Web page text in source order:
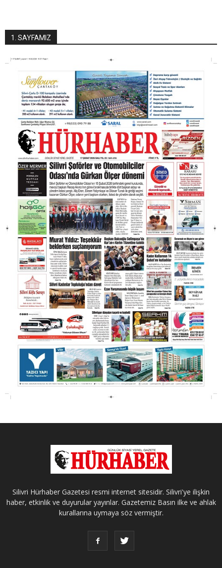
1. SAYFAMIZ
Silivri Hürhaber Gazetesi resmi internet sitesidir. Silivri'ye ilişkin
haber, etkinlik ve duyurular yayınlar. Gazetemiz Basın ilke ve ahlak
kurallarına uymaya söz vermiştir.